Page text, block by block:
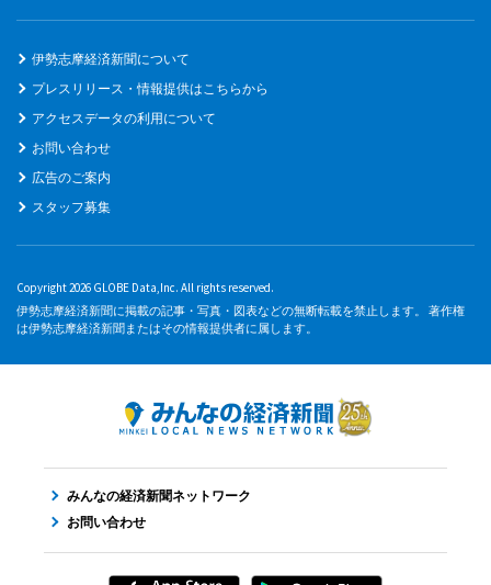
伊勢志摩経済新聞について
プレスリリース・情報提供はこちらから
アクセスデータの利用について
お問い合わせ
広告のご案内
スタッフ募集
Copyright 2026 GLOBE Data,Inc. All rights reserved.
伊勢志摩経済新聞に掲載の記事・写真・図表などの無断転載を禁止します。 著作権
は伊勢志摩経済新聞またはその情報提供者に属します。
みんなの経済新聞ネットワーク
お問い合わせ